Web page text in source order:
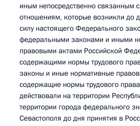
иным непосредственно связанным
отношениям, которые возникли до
силу настоящего Федерального
федеральными законами и иными
правовыми актами Российской
содержащими нормы трудового
законы и иные нормативные
содержащие нормы трудового
действовали на территории
территории города федерального
Севастополя до дня принятия в